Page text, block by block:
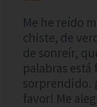
Me he reído
chiste, de
de sonreír,
palabras
sorprendido.
favor! Me